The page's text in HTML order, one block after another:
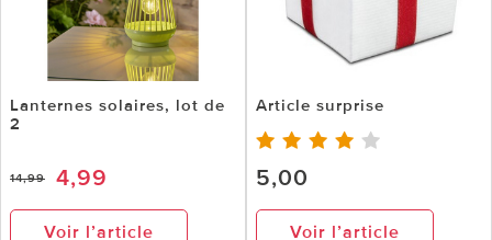
Lanternes solaires, lot de
2
14,99 4,99
Voir l’article
Article surprise
5,00
Voir l’article